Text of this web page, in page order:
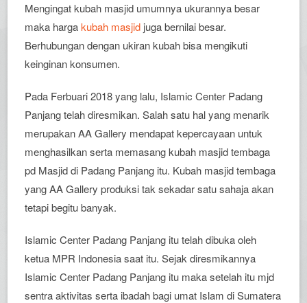
Mengingat kubah masjid umumnya ukurannya besar
maka hargakubah masjid juga bernilai besar.
Berhubungan dengan ukiran kubah bisa mengikuti
keinginan konsumen.
Pada Ferbuari 2018 yang lalu, Islamic Center Padang
Panjang telah diresmikan. Salah satu hal yang menarik
merupakan AA Gallery mendapat kepercayaan untuk
menghasilkan serta memasang kubah masjid tembaga
pd Masjid di Padang Panjang itu. Kubah masjid tembaga
yang AA Gallery produksi tak sekadar satu sahaja akan
tetapi begitu banyak.
Islamic Center Padang Panjang itu telah dibuka oleh
ketua MPR Indonesia saat itu. Sejak diresmikannya
Islamic Center Padang Panjang itu maka setelah itu mjd
sentra aktivitas serta ibadah bagi umat Islam di Sumatera